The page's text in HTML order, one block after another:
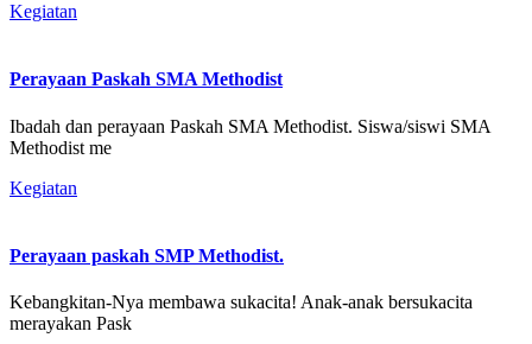
Kegiatan
Perayaan Paskah SMA Methodist
Ibadah dan perayaan Paskah SMA Methodist. Siswa/siswi SMA
Methodist me
Kegiatan
Perayaan paskah SMP Methodist.
Kebangkitan-Nya membawa sukacita! Anak-anak bersukacita
merayakan Pask